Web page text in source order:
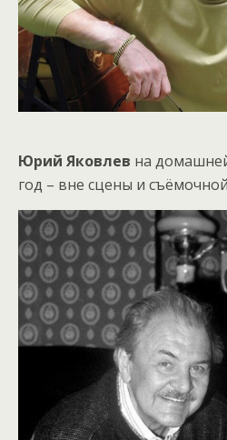
Юрий Яковлев на
год – вне сцены и